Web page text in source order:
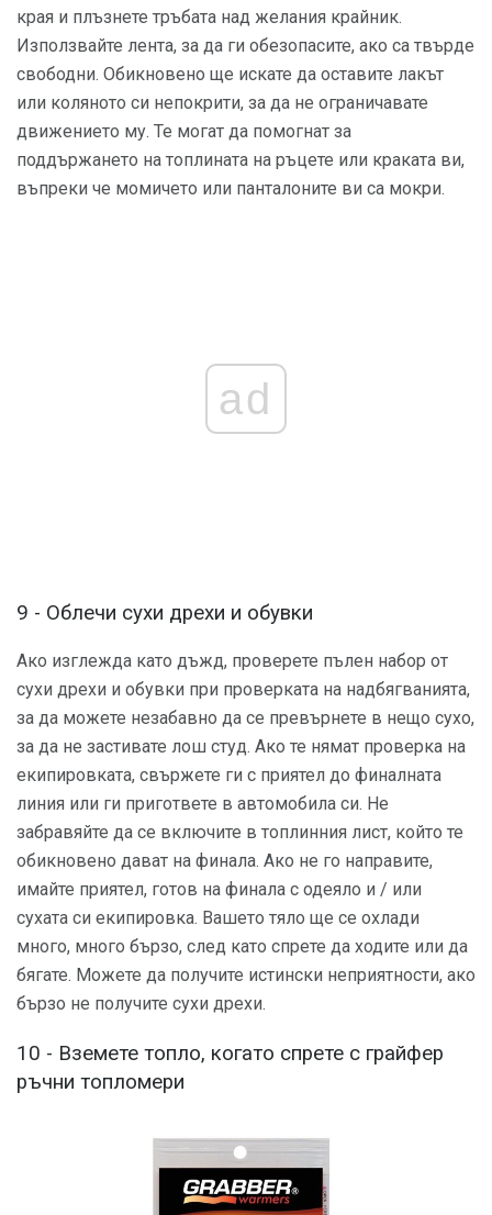
края и плъзнете тръбата над желания крайник.
Използвайте лента, за да ги обезопасите, ако са твърде
свободни. Обикновено ще искате да оставите лакът
или коляното си непокрити, за да не ограничавате
движението му. Те могат да помогнат за
поддържането на топлината на ръцете или краката ви,
въпреки че момичето или панталоните ви са мокри.
ad
9 - Облечи сухи дрехи и обувки
Ако изглежда като дъжд, проверете пълен набор от
сухи дрехи и обувки при проверката на надбягванията,
за да можете незабавно да се превърнете в нещо сухо,
за да не застивате лош студ. Ако те нямат проверка на
екипировката, свържете ги с приятел до финалната
линия или ги пригответе в автомобила си. Не
забравяйте да се включите в топлинния лист, който те
обикновено дават на финала. Ако не го направите,
имайте приятел, готов на финала с одеяло и / или
сухата си екипировка. Вашето тяло ще се охлади
много, много бързо, след като спрете да ходите или да
бягате. Можете да получите истински неприятности, ако
бързо не получите сухи дрехи.
10 - Вземете топло, когато спрете с грайфер
ръчни топломери